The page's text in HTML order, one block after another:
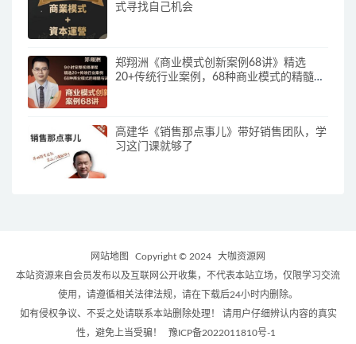
式寻找自己机会
郑翔洲《商业模式创新案例68讲》精选
20+传统行业案例，68种商业模式的精髓与
高建华《销售那点事儿》带好销售团队，学
习这门课就够了
网站地图 Copyright © 2024
大咖资源网
本站资源来自会员发布以及互联网公开收集，不代表本站立场，仅限学习交流
使用，请遵循相关法律法规，请在下载后24小时内删除。
如有侵权争议、不妥之处请联系本站删除处理！ 请用户仔细辨认内容的真实
性，避免上当受骗！
豫ICP备2022011810号-1